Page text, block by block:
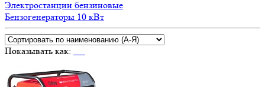
Электростанции бензиновые
Бензогенераторы 10 кВт
Показывать как: